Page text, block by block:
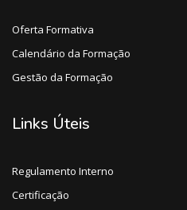
Oferta Formativa
Calendário da Formação
Gestão da Formação
Links Úteis
Regulamento Interno
Certificação